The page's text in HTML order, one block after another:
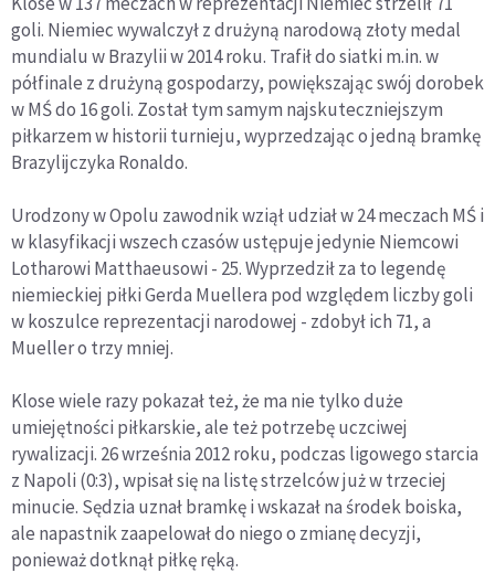
goli. Niemiec wywalczył z drużyną narodową złoty medal
mundialu w Brazylii w 2014 roku. Trafił do siatki m.in. w
półfinale z drużyną gospodarzy, powiększając swój dorobek
w MŚ do 16 goli. Został tym samym najskuteczniejszym
piłkarzem w historii turnieju, wyprzedzając o jedną bramkę
Brazylijczyka Ronaldo.
Urodzony w Opolu zawodnik wziął udział w 24 meczach MŚ i
w klasyfikacji wszech czasów ustępuje jedynie Niemcowi
Lotharowi Matthaeusowi - 25. Wyprzedził za to legendę
niemieckiej piłki Gerda Muellera pod względem liczby goli
w koszulce reprezentacji narodowej - zdobył ich 71, a
Mueller o trzy mniej.
Klose wiele razy pokazał też, że ma nie tylko duże
umiejętności piłkarskie, ale też potrzebę uczciwej
rywalizacji. 26 września 2012 roku, podczas ligowego starcia
z Napoli (0:3), wpisał się na listę strzelców już w trzeciej
minucie. Sędzia uznał bramkę i wskazał na środek boiska,
ale napastnik zaapelował do niego o zmianę decyzji,
ponieważ dotknął piłkę ręką.